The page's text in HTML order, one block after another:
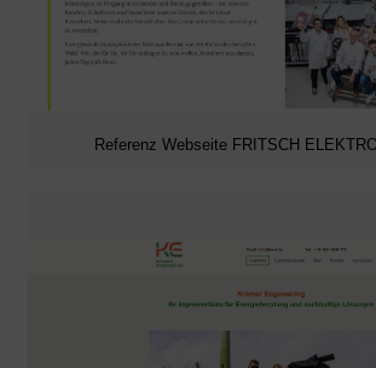
Referenz Webseite FRITSCH